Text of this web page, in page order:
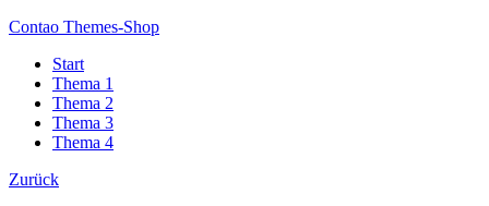
Contao Themes-Shop
Start
Thema 1
Thema 2
Thema 3
Thema 4
Zurück